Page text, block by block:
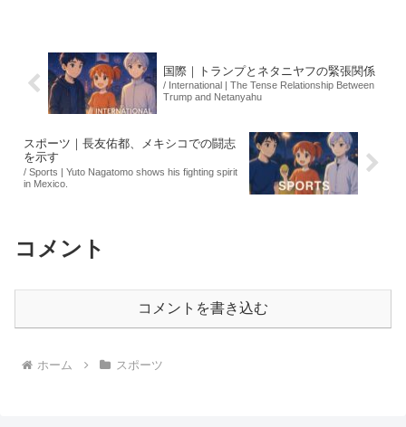
国際｜トランプとネタニヤフの緊張関係
/ International | The Tense Relationship Between
Trump and Netanyahu
スポーツ｜長友佑都、メキシコでの闘志
を示す
/ Sports | Yuto Nagatomo shows his fighting spirit
in Mexico.
コメント
コメントを書き込む
ホーム スポーツ